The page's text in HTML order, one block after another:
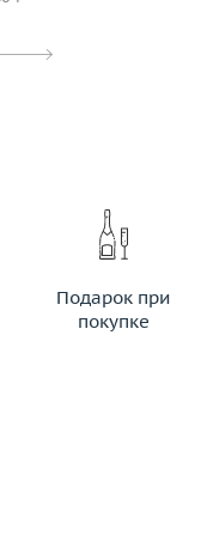
Подарок при
покупке